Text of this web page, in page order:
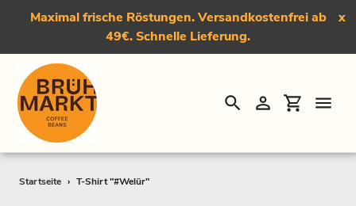
Direkt
Maximal frische Röstungen. Versandkostenfrei ab
49€. Schnelle Lieferung.
x
SuchenEinloggen
Startseite › T-Shirt "#Welür"